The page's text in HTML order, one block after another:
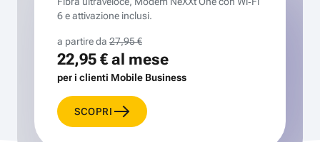
6 e attivazione inclusi.
a partire da 27,95 €
22,95 €al mese
per i clienti Mobile Business
SCOPRI